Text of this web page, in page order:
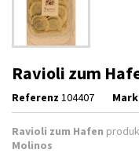
Ravioli zum
Referenz 104407
Ravioli zum Hafen
Molinos